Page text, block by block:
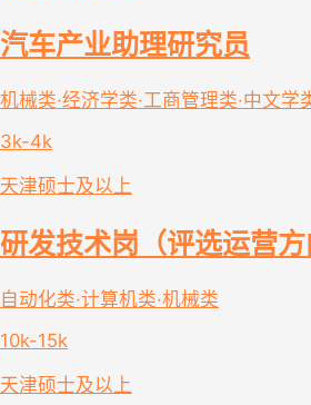
汽车产业助理研究员
机械类·经济学类·工商管理类·中文学
3k-4k
天津硕士及以上
研发技术岗（评选运营方
自动化类·计算机类·机械类
10k-15k
天津硕士及以上